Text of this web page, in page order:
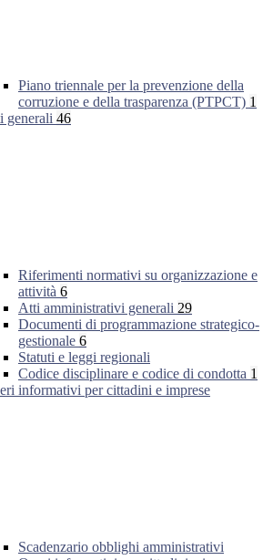
Piano triennale per la prevenzione della
corruzione e della trasparenza (PTPCT) 1
generali 46
Riferimenti normativi su organizzazione e
attività 6
Atti amministrativi generali 29
Documenti di programmazione strategico-
gestionale 6
Statuti e leggi regionali
Codice disciplinare e codice di condotta 1
informativi per cittadini e imprese
Scadenzario obblighi amministrativi